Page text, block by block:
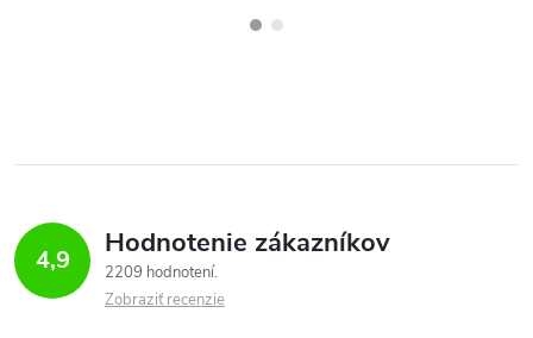
4,9 Hodnotenie zákazníkov
2209 hodnotení
Zobraziť recenzie